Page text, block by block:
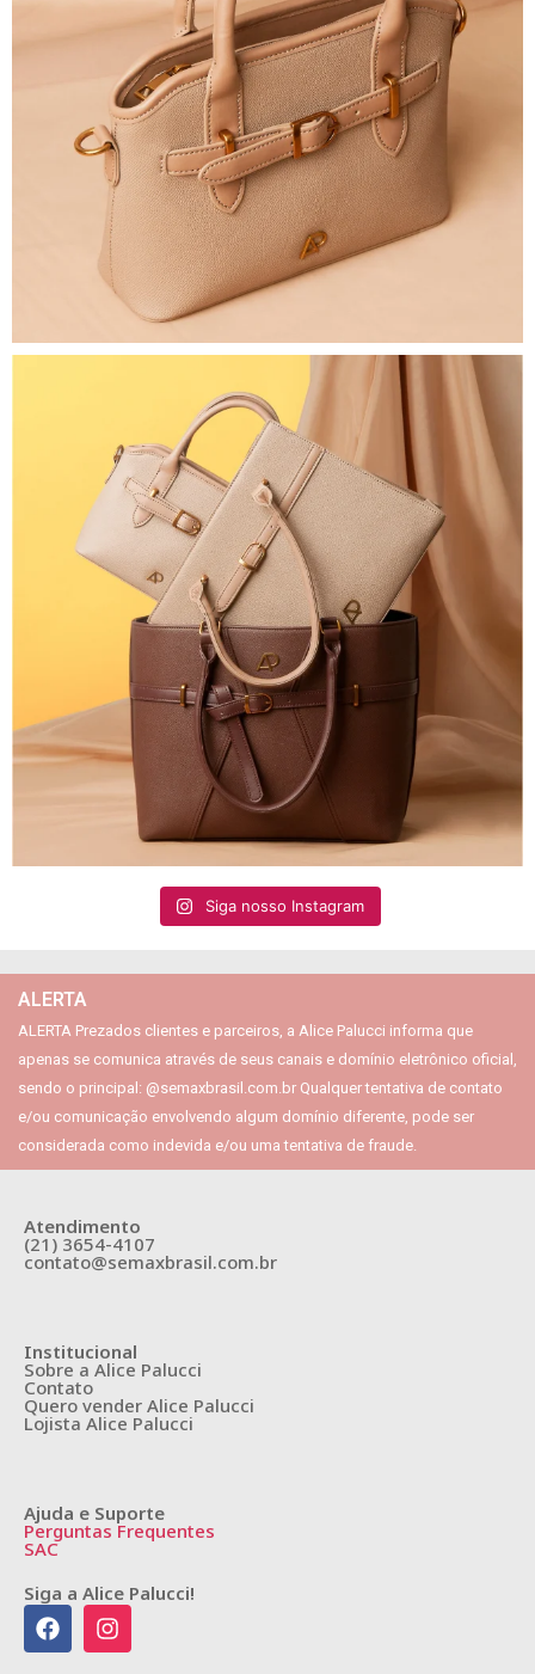
Siga nosso Instagram
ALERTA
ALERTA Prezados clientes e parceiros, a Alice Palucci informa que
apenas se comunica através de seus canais e domínio eletrônico oficial,
sendo o principal: @semaxbrasil.com.br Qualquer tentativa de contato
e/ou comunicação envolvendo algum domínio diferente, pode ser
considerada como indevida e/ou uma tentativa de fraude.
Atendimento
(21) 3654-4107
contato@semaxbrasil.com.br
Institucional
Sobre a Alice Palucci
Contato
Quero vender Alice Palucci
Lojista Alice Palucci
Ajuda e Suporte
Perguntas Frequentes
SAC
Siga a Alice Palucci!